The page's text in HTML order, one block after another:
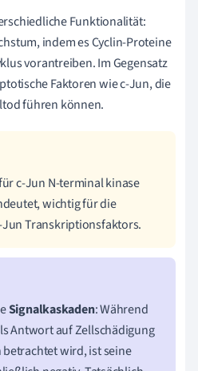
Funktionalität:
indem es Cyclin-Proteine
vorantreiben. Im Gegensatz
Faktoren wie c-Jun, die
führen können.
c-Jun N-terminal kinase
wichtig für die
Transkriptionsfaktors.
Signalkaskaden: Während
Antwort auf Zellschädigung
wird, ist seine